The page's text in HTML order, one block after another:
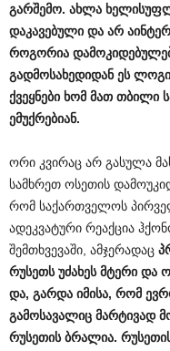
გარშემო. ახლა
დაკავებული და არ
როგორია
გადმოსახედიდან ეს
ქვეყნები ხომ მათ თბილი
ემუქრებიან.
ორი კვირაც არ გასულა
სამხრეთ ოსეთის
რომ საქართველოს
ადეკვატური რეაქცია
შემთხვევაში, ამჯერადაც
რუსეთს უძახეს მტერი და
და, გარდა იმისა, რომ
გამოსავალიც მარტივად
რუსეთის ბრალია.